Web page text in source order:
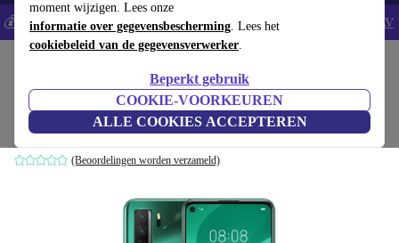
moment wijzigen. Lees onze
informatie over gegevensbescherming. Lees het
cookiebeleid van de gegevensverwerker.
Beperkt gebruik
COOKIE-VOORKEUREN
ALLE COOKIES ACCEPTEREN
💰Bespaar 5% EXTRA op alle iPhones - Code: IPHONEDEAL - AV
Huawei Nova 7 SE
6 GB | 128 GB | Dual-SIM | groen
(Beoordelingen worden verzameld)